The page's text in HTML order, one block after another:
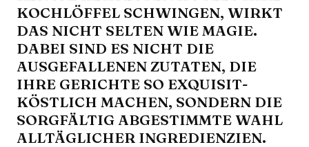
KOCHLÖFFEL SCHWINGEN, WIRKT
DAS NICHT SELTEN WIE MAGIE.
DABEI SIND ES NICHT DIE
AUSGEFALLENEN ZUTATEN, DIE
IHRE GERICHTE SO EXQUISIT-
KÖSTLICH MACHEN, SONDERN DIE
SORGFÄLTIG ABGESTIMMTE WAHL
ALLTÄGLICHER INGREDIENZIEN.